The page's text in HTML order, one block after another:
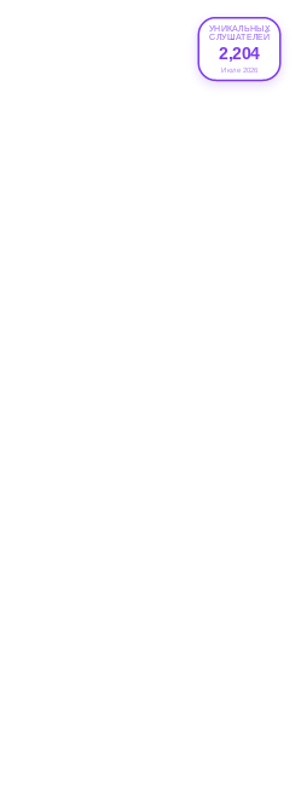
УНИКАЛЬНЫХ
СЛУШАТЕЛЕЙ
2,204
Июле 2026